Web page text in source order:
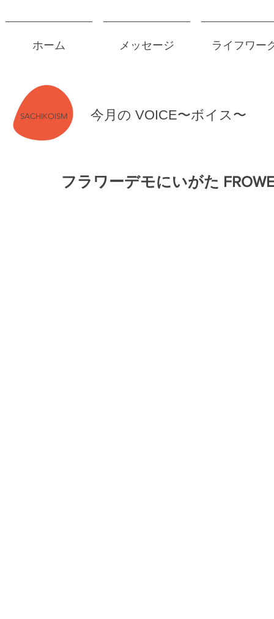
ホーム メッセージ ライフワー
SACHIKOISM 今月の VOICE〜ボイス〜
フラワーデモにいがた